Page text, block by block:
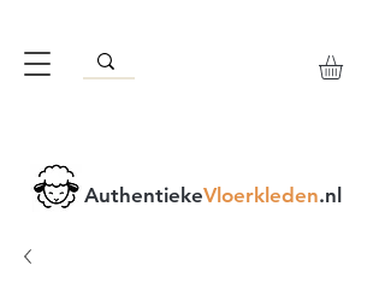
AuthentiekeVloerkleden.nl